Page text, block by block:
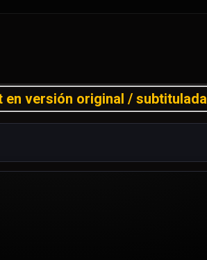
en versión original / subtitulada